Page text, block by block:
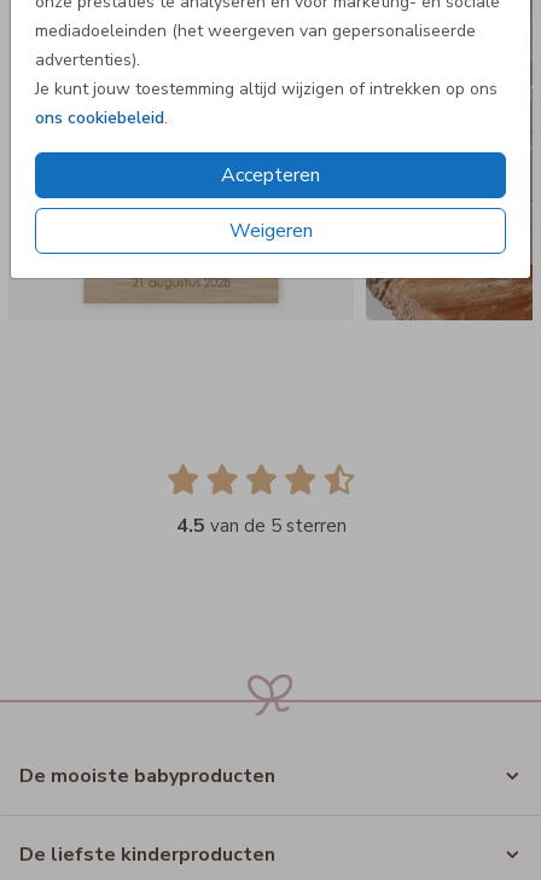
mediadoeleinden (het weergeven van gepersonaliseerde
advertenties).
Je kunt jouw toestemming altijd wijzigen of intrekken op ons
ons cookiebeleid.
Accepteren
Weigeren
4.5 van de 5 sterren
De mooiste babyproducten
De liefste kinderproducten